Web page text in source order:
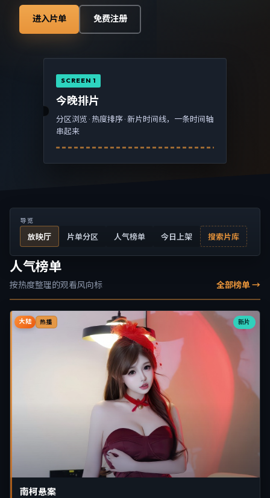
进入片单 免费注册
SCREEN 1
今晚排片
分区浏览 · 热度排序 · 新片时间线，一条时间轴
串起来
导览
放映厅 片单分区 人气榜单 今日上架 搜索片库
人气榜单
按热度整理的观看风向标 全部榜单 →
新片
大陆 热播
南柯悬案